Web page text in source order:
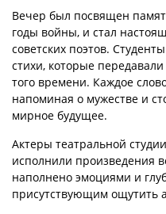
Вечер был посвящен
годы войны, и стал
советских поэтов.
стихи, которые
того времени. Каждое
напоминая о мужестве и
мирное будущее.
Актеры театральной
исполнили произведения
наполнено эмоциями и
присутствующим ощутить